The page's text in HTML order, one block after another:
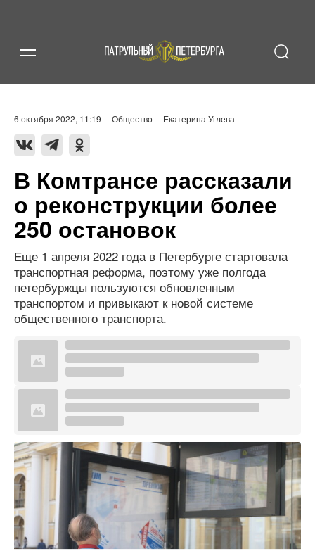
6 октября 2022, 11:19 Общество Екатерина Углева
В Комтрансе рассказали
о реконструкции более
250 остановок
Еще 1 апреля 2022 года в Петербурге стартовала
транспортная реформа, поэтому уже полгода
петербуржцы пользуются обновленным
транспортом и привыкают к новой системе
общественного транспорта.